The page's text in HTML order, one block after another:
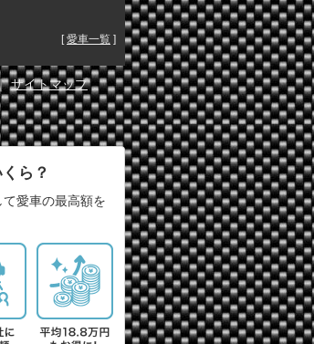
[愛車一覧 ]
サイトマップ
ら？
愛車の最高額を